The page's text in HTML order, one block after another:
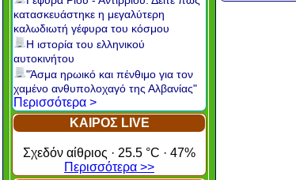
κατασκευάστηκε η μεγαλύτερη
καλωδιωτή γέφυρα του κόσμου
Η ιστορία του ελληνικού
αυτοκινήτου
"Άσμα ηρωικό και πένθιμο για τον
χαμένο ανθυπολοχαγό της Αλβανίας"
Περισσότερα >
ΚΑΙΡΟΣ LIVE
Σχεδόν αίθριος · 25.5 °C · 47%
Περισσότερα >>